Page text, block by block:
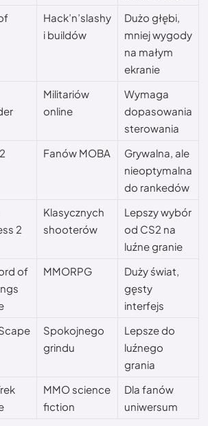
Hack’n’slashy
i buildów
Dużo głębi,
mniej wygody
na małym
ekranie
Militariów
online
Wymaga
dopasowania
sterowania
Fanów MOBA
Grywalna, ale
nieoptymalna
do rankedów
2
Klasycznych
shooterów
Lepszy wybór
od CS2 na
luźne granie
of
MMORPG
Duży świat,
gęsty
interfejs
Spokojnego
grindu
Lepsze do
luźnego
grania
MMO science
fiction
Dla fanów
uniwersum